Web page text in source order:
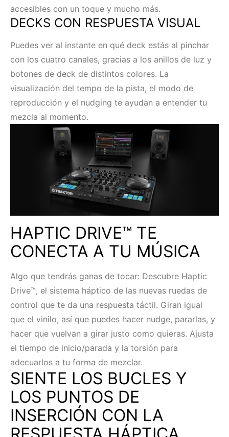
accesibles con un toque y mucho más.
DECKS CON RESPUESTA VISUAL
Puedes ver al instante en qué deck estás al pinchar
con los cuatro canales, gracias a los anillos de luz y
botones de deck de distintos colores. La
visualización del tempo de la pista, el modo de
reproducción y el nudging te ayudan a entender tu
mezcla al momento.
HAPTIC DRIVE™ TE
CONECTA A TU MÚSICA
Algo que tendrás ganas de tocar: Descubre Haptic
Drive™, el sistema háptico de las nuevas ruedas de
control que te da una respuesta táctil. Giran igual
que el vinilo, así que puedes hacer nudge, pararlas, y
hacer que vuelvan a girar justo como quieras. Ajusta
el tiempo de inicio/parada y la torsión para
adecuarlos a tu forma de mezclar.
SIENTE LOS BUCLES Y
LOS PUNTOS DE
INSERCIÓN CON LA